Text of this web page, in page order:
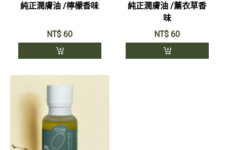
純正潤膚油 /檸檬香味
NT$ 60
純正潤膚油 /薰衣草香
味
NT$ 60